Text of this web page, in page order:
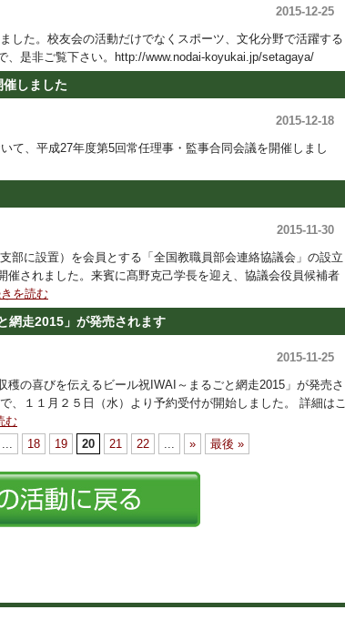
2015-12-25
した。校友会の活動だけでなくスポーツ、文化分野で活躍する
是非ご覧下さい。http://www.nodai-koyukai.jp/setagaya/
しました
2015-12-18
て、平成27年度第5回常任理事・監事合同会議を開催しまし
2015-11-30
部に設置）を会員とする「全国教職員部会連絡協議会」の設立
されました。来賓に髙野克己学長を迎え、協議会役員候補者
を読む
網走2015」が発売されます
2015-11-25
の喜びを伝えるビール祝IWAI～まるごと網走2015」が発売さ
１１月２５日（水）より予約受付が開始しました。 詳細はこ
む
... 18 19 20 21 22 ... » 最後 »